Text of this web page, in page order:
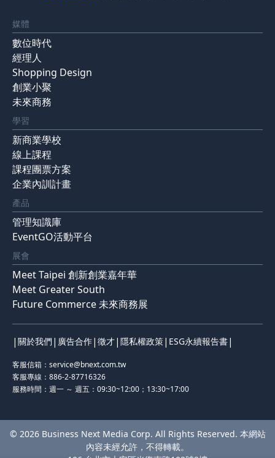
媒體
數位時代
經理人
Shopping Design
創業小聚
未來商務
學習
新商業學校
線上課程
課程團票方案
企業內訓計畫
產品
管理知識庫
EventGO活動平台
展會
Meet Taipei 創新創業嘉年華
Meet Greater South
Future Commerce 未來商務展
| 關於我們 | 廣告合作| 徵才| 隱私權政策| ESG永續報告書|
客服信箱： service@bnext.com.tw
客服專線：886-2-87716326
服務時間：週一 ～ 週五：09:30~12:00；13:30~17:00
© 2026 Business Next Media Corp. All Rights Reserved. 本網站
內容未經允許，不得轉載。